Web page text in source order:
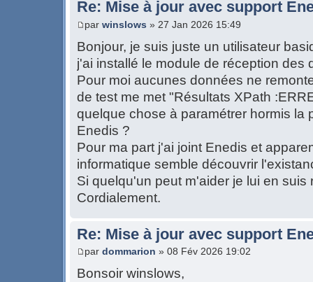
Re: Mise à jour avec support
par winslows » 27 Jan 2026 15:49
Bonjour, je suis juste un utilisateur
j'ai installé le module de réception des
Pour moi aucunes données ne
de test me met "Résultats XPath
quelque chose à paramétrer hormis la
Enedis ?
Pour ma part j'ai joint Enedis et
informatique semble découvrir
Si quelqu'un peut m'aider je lui en suis
Cordialement.
Re: Mise à jour avec support
par dommarion » 08 Fév 2026 19:02
Bonsoir winslows,